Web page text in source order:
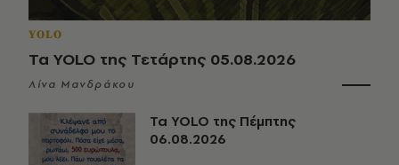
YOLO
Τα YOLO της Τετάρτης 05.08.2026
Λίνα Μανδράκου
Τα YOLO της Πέμπτης
06.08.2026